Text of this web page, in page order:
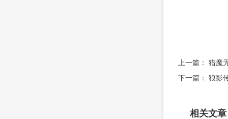
上一篇： 猎魔
下一篇： 狼影
相关文章